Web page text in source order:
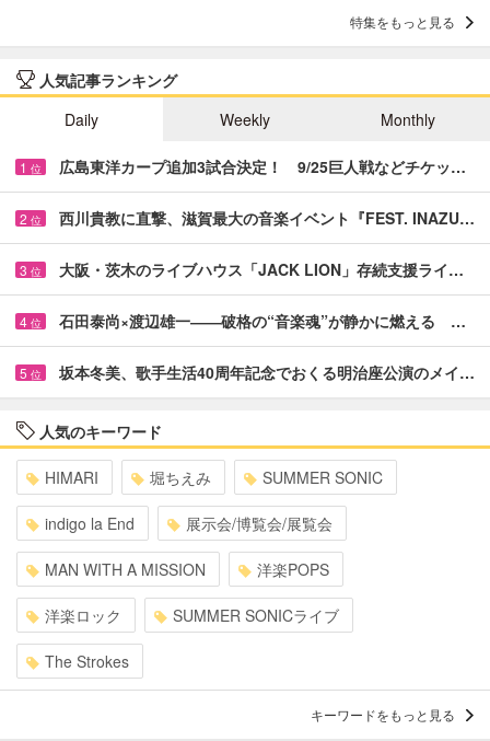
特集をもっと見る
人気記事ランキング
Daily
Weekly Monthly
1 位 広島東洋カープ追加3試合決定！ 9/25巨人戦などチケッ…
2 位 西川貴教に直撃、滋賀最大の音楽イベント『FEST. INAZU…
3 位 大阪・茨木のライブハウス「JACK LION」存続支援ライ…
4 位 石田泰尚×渡辺雄一――破格の“音楽魂”が静かに燃える …
5 位 坂本冬美、歌手生活40周年記念でおくる明治座公演のメイ…
人気のキーワード
HIMARI 堀ちえみ SUMMER SONIC
indigo la End 展示会/博覧会/展覧会
MAN WITH A MISSION 洋楽POPS
洋楽ロック SUMMER SONICライブ
The Strokes
キーワードをもっと見る